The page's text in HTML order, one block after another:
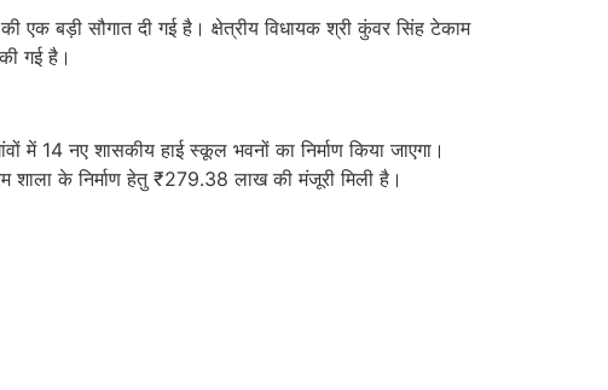
एक बड़ी सौगात दी गई है। क्षेत्रीय विधायक श्री कुंवर सिंह टेकाम
गई है।
में 14 नए शासकीय हाई स्कूल भवनों का निर्माण किया जाएगा।
के निर्माण हेतु ₹279.38 लाख की मंजूरी मिली है।